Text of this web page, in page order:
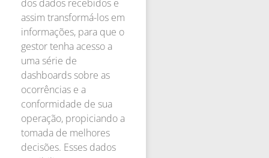
dos dados recebidos e
assim transformá-los em
informações, para que o
gestor tenha acesso a
uma série de
dashboards sobre as
ocorrências e a
conformidade de sua
operação, propiciando a
tomada de melhores
decisões. Esses dados